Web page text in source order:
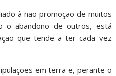
à não promoção de muitos
o abandono de outros, está
que tende a ter cada vez
em terra e, perante o